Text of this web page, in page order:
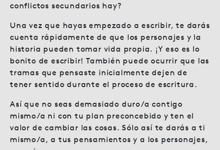
conflictos secundarios hay?
Una vez que hayas empezado a escribir, te darás
cuenta rápidamente de que los personajes y la
historia pueden tomar vida propia. ¡Y eso es lo
bonito de escribir! También puede ocurrir que las
tramas que pensaste inicialmente dejen de
tener sentido durante el proceso de escritura.
Así que no seas demasiado duro/a contigo
mismo/a ni con tu plan preconcebido y ten el
valor de cambiar las cosas. Sólo así te darás a ti
mismo/a, a tus pensamientos y a los personajes,